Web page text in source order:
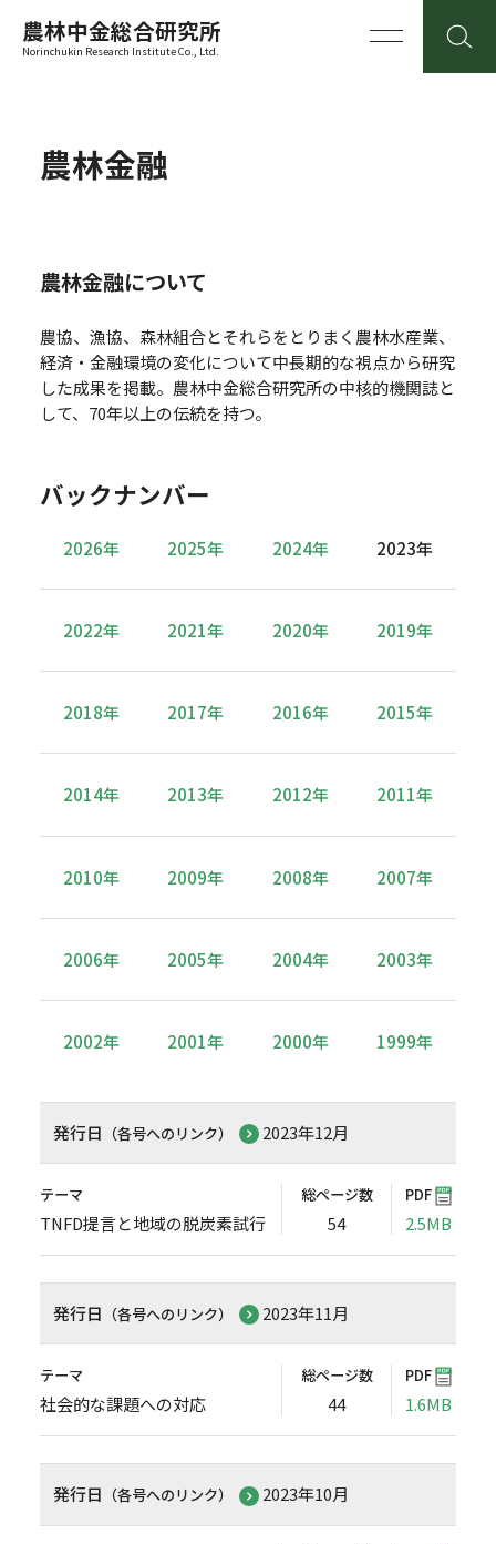
農林中金総合研究所
Norinchukin Research Institute Co., Ltd.
農林金融
農林金融について
農協、漁協、森林組合とそれらをとりまく農林水産業、
経済・金融環境の変化について中長期的な視点から研究
した成果を掲載。 農林中金総合研究所の中核的機関誌と
して、70年以上の伝統を持つ。
バックナンバー
2026年 2025年 2024年 2023年
2022年 2021年 2020年 2019年
2018年 2017年 2016年 2015年
2014年 2013年 2012年 2011年
2010年 2009年 2008年 2007年
2006年 2005年 2004年 2003年
2002年 2001年 2000年 1999年
発行日 （各号へのリンク） 2023年12月
テーマ
TNFD提言と地域の脱炭素試行
総ページ数
54
PDF
2.5MB
発行日 （各号へのリンク） 2023年11月
テーマ
社会的な課題への対応
総ページ数
44
PDF
1.6MB
発行日 （各号へのリンク） 2023年10月